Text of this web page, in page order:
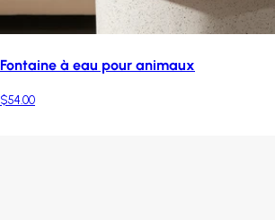
Fontaine à eau pour animaux
$54.00